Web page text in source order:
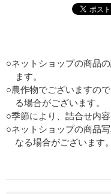
お買い物を続
○ネットショップの商品
ます。
○農作物でございますの
る場合がございます。
○季節により、詰合せ内
○ネットショップの商品
なる場合がございます。